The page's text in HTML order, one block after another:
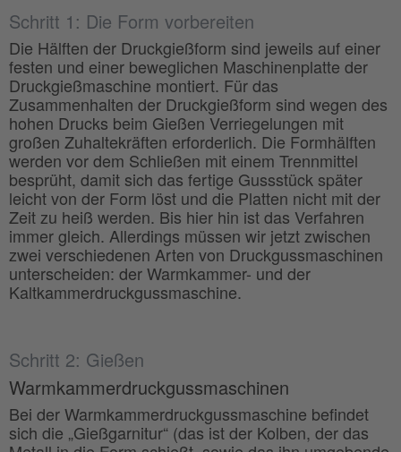
Schritt 1: Die Form vorbereiten
Die Hälften der Druckgießform sind jeweils auf einer
festen und einer beweglichen Maschinenplatte der
Druckgießmaschine montiert. Für das
Zusammenhalten der Druckgießform sind wegen des
hohen Drucks beim Gießen Verriegelungen mit
großen Zuhaltekräften erforderlich. Die Formhälften
werden vor dem Schließen mit einem Trennmittel
besprüht, damit sich das fertige Gussstück später
leicht von der Form löst und die Platten nicht mit der
Zeit zu heiß werden. Bis hier hin ist das Verfahren
immer gleich. Allerdings müssen wir jetzt zwischen
zwei verschiedenen Arten von Druckgussmaschinen
unterscheiden: der Warmkammer- und der
Kaltkammerdruckgussmaschine.
Schritt 2: Gießen
Warmkammerdruckgussmaschinen
Bei der Warmkammerdruckgussmaschine befindet
sich die „Gießgarnitur“ (das ist der Kolben, der das